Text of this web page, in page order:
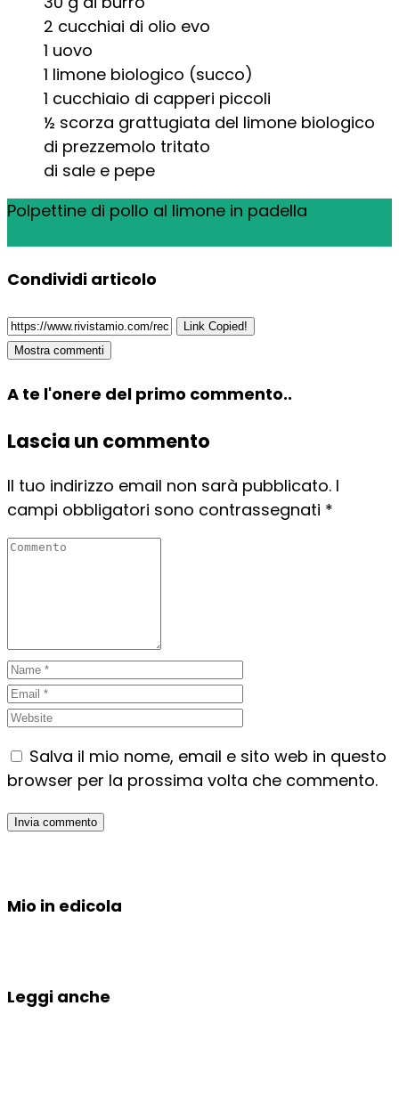
2 cucchiai di olio evo
1 uovo
1 limone biologico (succo)
1 cucchiaio di capperi piccoli
½ scorza grattugiata del limone biologico
di prezzemolo tritato
di sale e pepe
Polpettine di pollo al limone in padella
Condividi articolo
Link Copied!
Mostra commenti
A te l'onere del primo commento..
Lascia un commento
Il tuo indirizzo email non sarà pubblicato. I
campi obbligatori sono contrassegnati *
Salva il mio nome, email e sito web in questo
browser per la prossima volta che commento.
Mio in edicola
Leggi anche